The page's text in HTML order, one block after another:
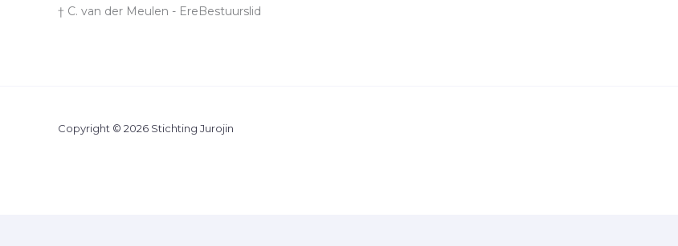
† C. van der Meulen - EreBestuurslid
Copyright © 2026 Stichting Jurojin